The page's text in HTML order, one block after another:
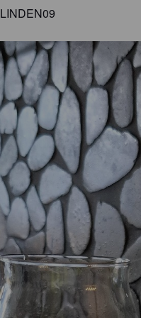
LINDEN09